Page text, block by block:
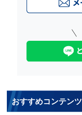
おすすめコンテンツ